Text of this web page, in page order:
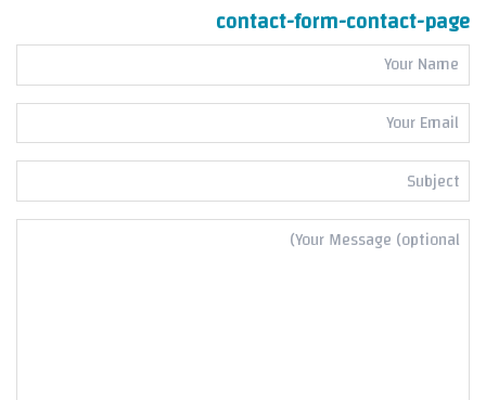
contact-form-contact-page
Name
*
Email
*
Subject
*
Message